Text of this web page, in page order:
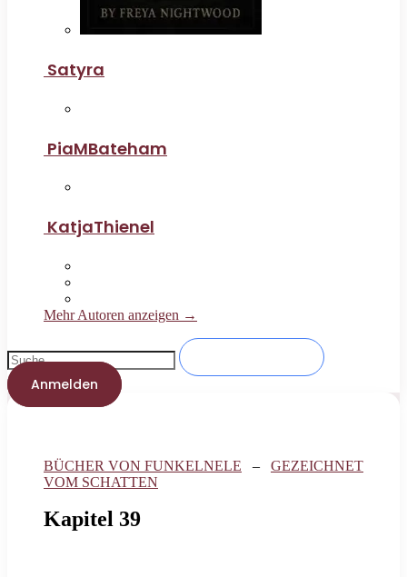
Satyra
PiaMBateham
KatjaThienel
Mehr Autoren anzeigen →
Anmelden
BÜCHER VON FUNKELNELE – GEZEICHNET
VOM SCHATTEN
Kapitel 39